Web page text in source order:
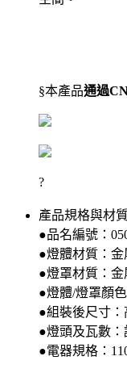
§本產品通過
?
產品規格與材
●品名編號：
●燈體材質：金
●燈罩材質：金
●燈體/燈罩顏
●組裝後尺寸
●燈頭及瓦數：
●電器規格：